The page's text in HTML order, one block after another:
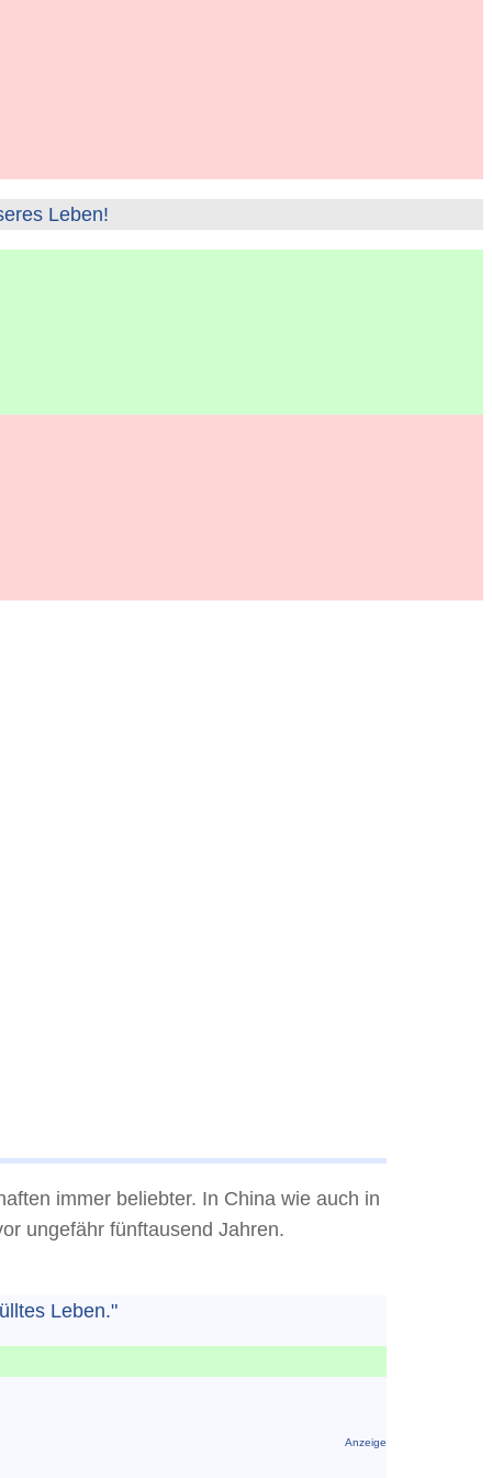
Leben!
immer beliebter. In China wie auch in
ungefähr fünftausend Jahren.
Leben."
Anzeige